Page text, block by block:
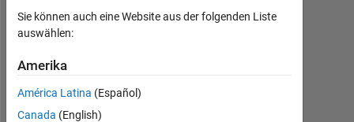
|
Aktiv
2021
Followers:
0
Sie können auch eine Website aus der folgenden Liste
auswählen:
Amerika
América Latina (Español)
Canada (English)